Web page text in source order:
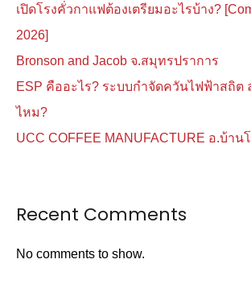
เปิดโรงคั่วกาแฟต้องเตรียมอะไรบ้าง?
2026]
Bronson and Jacob จ.สมุทรปราการ
ESP คืออะไร? ระบบกำจัดควันไฟฟ้าสถิต
ไหม?
UCC COFFEE MANUFACTURE อ.บ้าน
Recent Comments
No comments to show.